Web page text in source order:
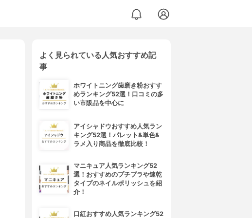
よく見られている人気おすすめ記
事
ホワイトニング歯磨き粉おすす
めランキング52選！口コミの多
い市販品を中心に
アイシャドウおすすめ人気ラン
キング52選！パレット&単色&
ラメ入り商品を徹底比較！
マニキュア人気ランキング52
選！おすすめのプチプラや速乾
タイプのネイルポリッシュを紹
介！
口紅おすすめ人気ランキング52